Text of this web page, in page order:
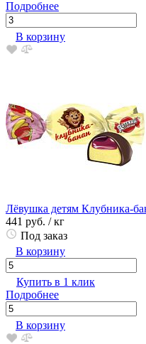
Подробнее
В корзину
Лёвушка детям Клубника-
441 руб. / кг
Под заказ
В корзину
Купить в 1 клик
Подробнее
В корзину